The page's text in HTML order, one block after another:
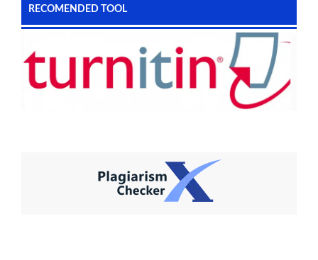
RECOMENDED TOOL